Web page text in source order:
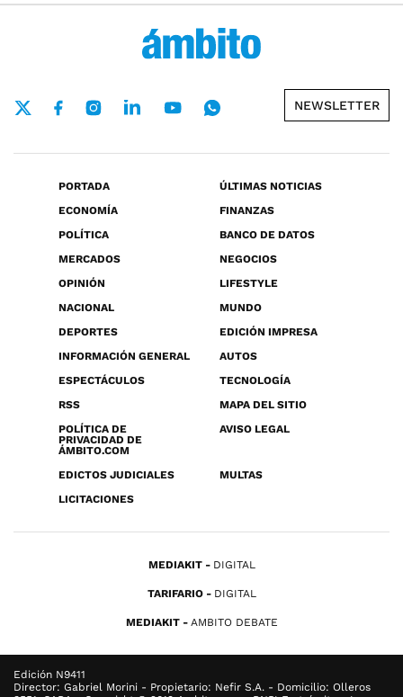
NEWSLETTER
PORTADA
ÚLTIMAS NOTICIAS
ECONOMÍA
FINANZAS
POLÍTICA
BANCO DE DATOS
MERCADOS
NEGOCIOS
OPINIÓN
LIFESTYLE
NACIONAL
MUNDO
DEPORTES
EDICIÓN IMPRESA
INFORMACIÓN GENERAL
AUTOS
ESPECTÁCULOS
TECNOLOGÍA
RSS
MAPA DEL SITIO
POLÍTICA DE
PRIVACIDAD DE
ÁMBITO.COM
AVISO LEGAL
EDICTOS JUDICIALES
MULTAS
LICITACIONES
MEDIAKIT DIGITAL
TARIFARIO DIGITAL
MEDIAKIT AMBITO DEBATE
Edición N9411
Director: Gabriel Morini - Propietario: Nefir S.A. - Domicilio: Olleros